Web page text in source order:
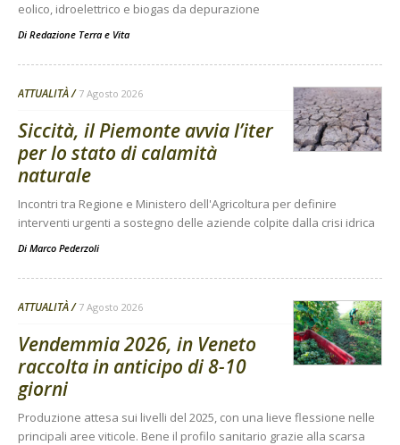
eolico, idroelettrico e biogas da depurazione
Di Redazione Terra e Vita
ATTUALITÀ 7 Agosto 2026
Siccità, il Piemonte avvia l’iter
per lo stato di calamità
naturale
Incontri tra Regione e Ministero dell'Agricoltura per definire
interventi urgenti a sostegno delle aziende colpite dalla crisi idrica
Di Marco Pederzoli
ATTUALITÀ 7 Agosto 2026
Vendemmia 2026, in Veneto
raccolta in anticipo di 8-10
giorni
Produzione attesa sui livelli del 2025, con una lieve flessione nelle
principali aree viticole. Bene il profilo sanitario grazie alla scarsa